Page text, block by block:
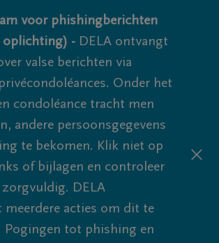
voor phishingberichten
- DELA ontvangt
valse berichten via
Onder het
condoléance tracht men
andere persoonsgegevens
te bekomen. Klik niet op
of bijlagen en controleer
zorgvuldig. DELA
meerdere acties om dit te
Pogingen tot phishing en